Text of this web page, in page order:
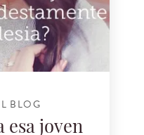
BLOG
esa joven